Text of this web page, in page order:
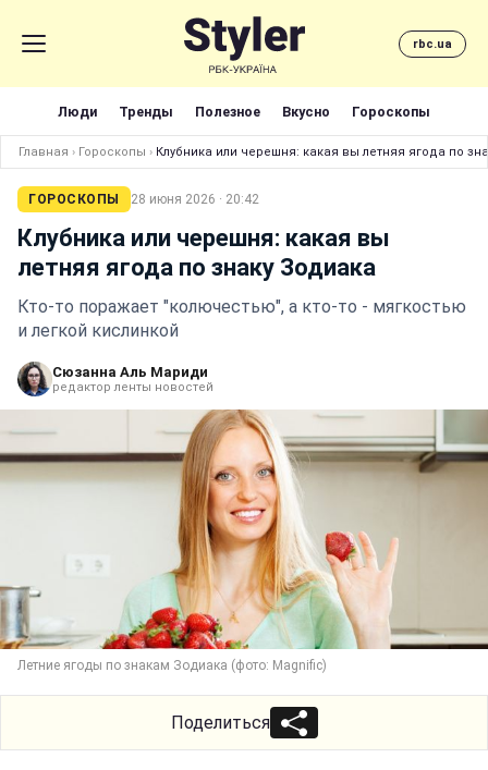
rbc.ua
Люди Тренды Полезное Вкусно Гороскопы
Главная › Гороскопы › Клубника или черешня: какая вы летняя ягода по
ГОРОСКОПЫ 28 июня 2026 · 20:42
Клубника или черешня: какая вы
летняя ягода по знаку Зодиака
Кто-то поражает "колючестью", а кто-то - мягкостью
и легкой кислинкой
Сюзанна Аль Мариди
редактор ленты новостей
Летние ягоды по знакам Зодиака (фото: Magnific)
Поделиться